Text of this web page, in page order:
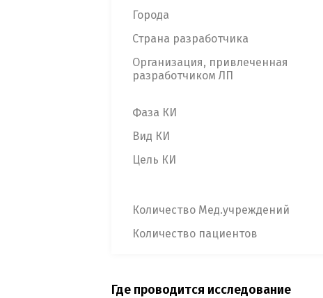
Города
Страна разработчика
Организация, привлеченная
разработчиком ЛП
Фаза КИ
Вид КИ
Цель КИ
Количество Мед.учреждений
Количество пациентов
Где проводится исследование